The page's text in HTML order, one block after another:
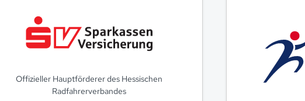
Offizieller Hauptförderer des Hessischen
Radfahrerverbandes